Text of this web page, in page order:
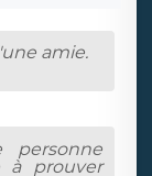
amie.
à prouver